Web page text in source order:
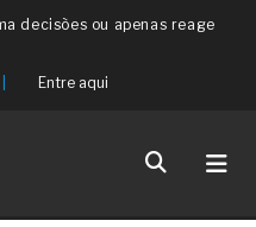
decisões ou apenas reage
profunda a frio in situ
de mercado sobre as
da síndrome metabólica
Entre aqui